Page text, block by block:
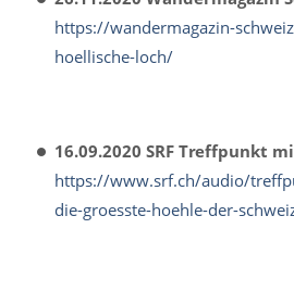
https://wandermagazin-
hoellische-loch/
16.09.2020 SRF Treffpunkt
https://www.srf.ch/audio/
die-groesste-hoehle-der-